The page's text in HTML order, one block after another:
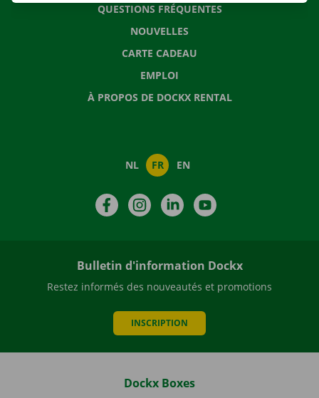
QUESTIONS FRÉQUENTES
NOUVELLES
CARTE CADEAU
EMPLOI
À PROPOS DE DOCKX RENTAL
NL FR EN
FacebookInstagramLinkedIn
Bulletin d'information Dockx
Restez informés des nouveautés et promotions
INSCRIPTION
Dockx Boxes